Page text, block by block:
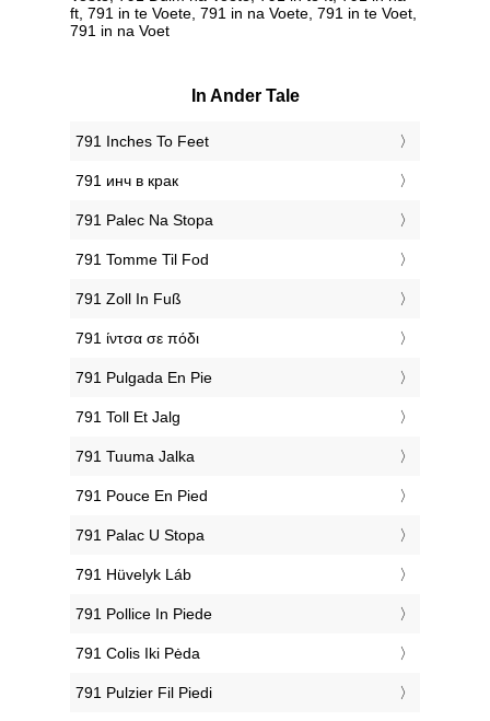
ft, 791 in te Voete, 791 in na Voete, 791 in te Voet,
791 in na Voet
In Ander Tale
‎791 Inches To Feet
‎791 инч в крак
‎791 Palec Na Stopa
‎791 Tomme Til Fod
‎791 Zoll In Fuß
‎791 ίντσα σε πόδι
‎791 Pulgada En Pie
‎791 Toll Et Jalg
‎791 Tuuma Jalka
‎791 Pouce En Pied
‎791 Palac U Stopa
‎791 Hüvelyk Láb
‎791 Pollice In Piede
‎791 Colis Iki Pėda
‎791 Pulzier Fil Piedi